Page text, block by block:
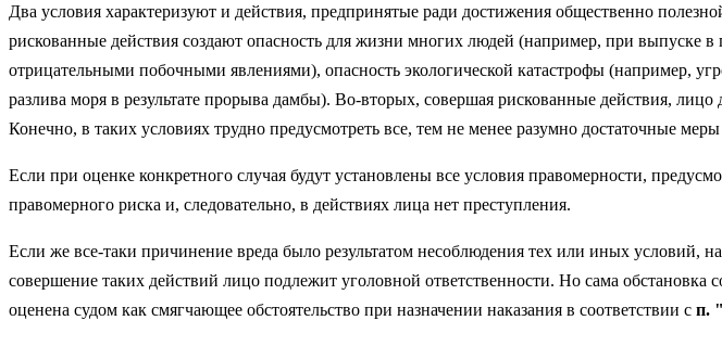
Два условия характеризуют и действия, предпринятые ради достижения общественно
рискованные действия создают опасность для жизни многих людей (например, при выпуске в
отрицательными побочными явлениями), опасность экологической катастрофы (например,
разлива моря в результате прорыва дамбы). Во-вторых, совершая рискованные действия,
Конечно, в таких условиях трудно предусмотреть все, тем не менее разумно достаточные
Если при оценке конкретного случая будут установлены все условия правомерности,
правомерного риска и, следовательно, в действиях лица нет преступления.
Если же все-таки причинение вреда было результатом несоблюдения тех или иных условий,
совершение таких действий лицо подлежит уголовной ответственности. Но сама
оценена судом как смягчающее обстоятельство при назначении наказания в соответствии с п.